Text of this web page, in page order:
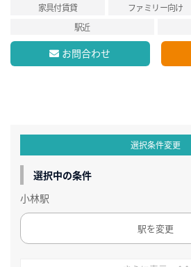
家具付賃貸 ファミリー向け
駅近
お問合わせ
選択条件変更
選択中の条件
小林駅
駅を変更